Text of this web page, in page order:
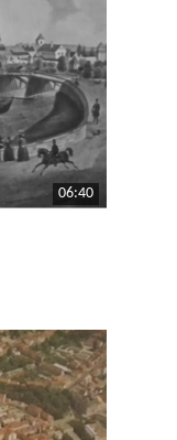
06:40